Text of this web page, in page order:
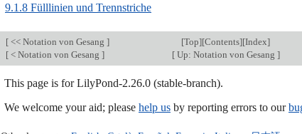
9.1.8 Fülllinien und Trennstriche
[ << Notation von Gesang ] [Top][Contents][Index]
[ < Notation von Gesang ] [Up: Notation von Gesang ]
This page is for LilyPond-2.26.0 (stable-branch).
We welcome your aid; please help us by reporting errors to our